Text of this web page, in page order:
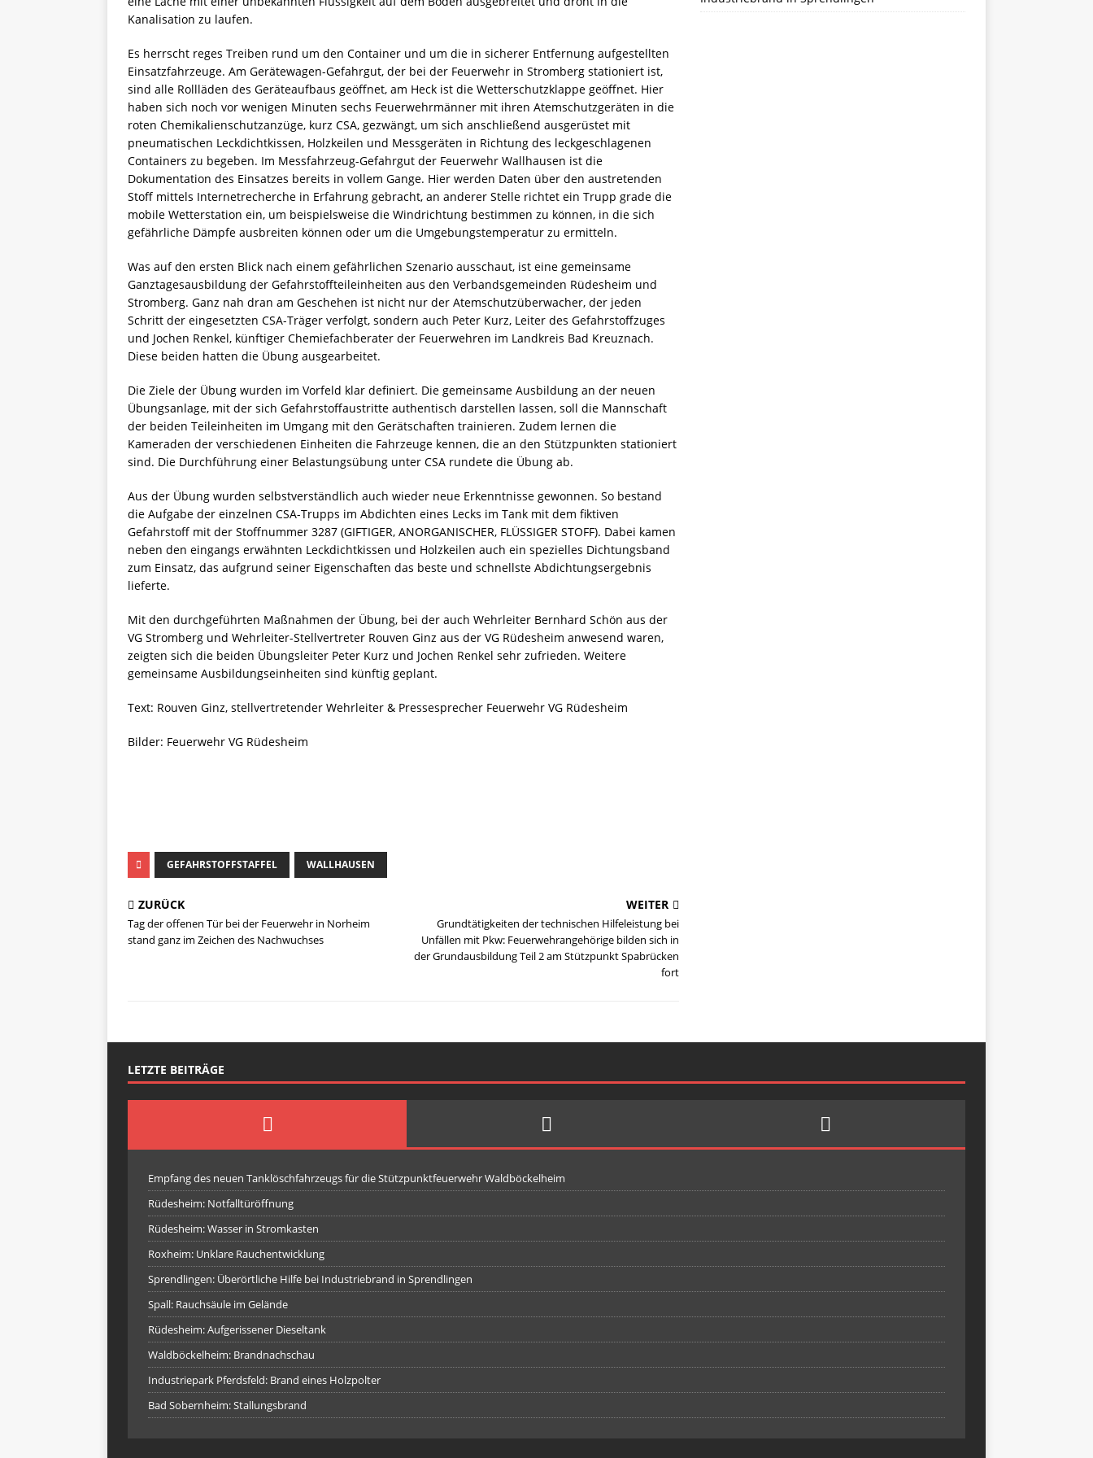
am Stützpunkt Waldböckelheim. Nach einer
konnte das sehnlichst erwarte
Tanklöschfahrzeug 3000 (TLF 3000) endlich
in[…]
Für[…]
sich[…]
Sonntagnachmittag über 200 Einsatzkräfte
überörtliche Anforderung der[…]
Kanalisation zu laufen.
Es herrscht reges Treiben rund um den Container und um die in sicherer Entfernung aufgestellten
Einsatzfahrzeuge. Am Gerätewagen-Gefahrgut, der bei der Feuerwehr in Stromberg stationiert ist,
sind alle Rollläden des Geräteaufbaus geöffnet, am Heck ist die Wetterschutzklappe geöffnet. Hier
haben sich noch vor wenigen Minuten sechs Feuerwehrmänner mit ihren Atemschutzgeräten in die
roten Chemikalienschutzanzüge, kurz CSA, gezwängt, um sich anschließend ausgerüstet mit
pneumatischen Leckdichtkissen, Holzkeilen und Messgeräten in Richtung des leckgeschlagenen
Containers zu begeben. Im Messfahrzeug-Gefahrgut der Feuerwehr Wallhausen ist die
Dokumentation des Einsatzes bereits in vollem Gange. Hier werden Daten über den austretenden
Stoff mittels Internetrecherche in Erfahrung gebracht, an anderer Stelle richtet ein Trupp grade die
mobile Wetterstation ein, um beispielsweise die Windrichtung bestimmen zu können, in die sich
gefährliche Dämpfe ausbreiten können oder um die Umgebungstemperatur zu ermitteln.
Was auf den ersten Blick nach einem gefährlichen Szenario ausschaut, ist eine gemeinsame
Ganztagesausbildung der Gefahrstoffteileinheiten aus den Verbandsgemeinden Rüdesheim und
Stromberg. Ganz nah dran am Geschehen ist nicht nur der Atemschutzüberwacher, der jeden
Schritt der eingesetzten CSA-Träger verfolgt, sondern auch Peter Kurz, Leiter des Gefahrstoffzuges
und Jochen Renkel, künftiger Chemiefachberater der Feuerwehren im Landkreis Bad Kreuznach.
Diese beiden hatten die Übung ausgearbeitet.
Die Ziele der Übung wurden im Vorfeld klar definiert. Die gemeinsame Ausbildung an der neuen
Übungsanlage, mit der sich Gefahrstoffaustritte authentisch darstellen lassen, soll die Mannschaft
der beiden Teileinheiten im Umgang mit den Gerätschaften trainieren. Zudem lernen die
Kameraden der verschiedenen Einheiten die Fahrzeuge kennen, die an den Stützpunkten stationiert
sind. Die Durchführung einer Belastungsübung unter CSA rundete die Übung ab.
Aus der Übung wurden selbstverständlich auch wieder neue Erkenntnisse gewonnen. So bestand
die Aufgabe der einzelnen CSA-Trupps im Abdichten eines Lecks im Tank mit dem fiktiven
Gefahrstoff mit der Stoffnummer 3287 (GIFTIGER, ANORGANISCHER, FLÜSSIGER STOFF). Dabei kamen
neben den eingangs erwähnten Leckdichtkissen und Holzkeilen auch ein spezielles Dichtungsband
zum Einsatz, das aufgrund seiner Eigenschaften das beste und schnellste Abdichtungsergebnis
lieferte.
Mit den durchgeführten Maßnahmen der Übung, bei der auch Wehrleiter Bernhard Schön aus der
VG Stromberg und Wehrleiter-Stellvertreter Rouven Ginz aus der VG Rüdesheim anwesend waren,
zeigten sich die beiden Übungsleiter Peter Kurz und Jochen Renkel sehr zufrieden. Weitere
gemeinsame Ausbildungseinheiten sind künftig geplant.
Text: Rouven Ginz, stellvertretender Wehrleiter & Pressesprecher Feuerwehr VG Rüdesheim
Bilder: Feuerwehr VG Rüdesheim
GEFAHRSTOFFSTAFFEL WALLHAUSEN
ZURÜCK
Tag der offenen Tür bei der Feuerwehr in Norheim
stand ganz im Zeichen des Nachwuchses
WEITER
Grundtätigkeiten der technischen Hilfeleistung bei
Unfällen mit Pkw: Feuerwehrangehörige bilden sich in
der Grundausbildung Teil 2 am Stützpunkt Spabrücken
fort
LETZTE BEITRÄGE
Empfang des neuen Tanklöschfahrzeugs für die Stützpunktfeuerwehr Waldböckelheim
Rüdesheim: Notfalltüröffnung
Rüdesheim: Wasser in Stromkasten
Roxheim: Unklare Rauchentwicklung
Sprendlingen: Überörtliche Hilfe bei Industriebrand in Sprendlingen
Spall: Rauchsäule im Gelände
Rüdesheim: Aufgerissener Dieseltank
Waldböckelheim: Brandnachschau
Industriepark Pferdsfeld: Brand eines Holzpolter
Bad Sobernheim: Stallungsbrand